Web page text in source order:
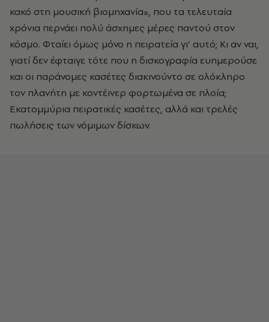
κακό στη μουσική βιομηχανία», που τα τελευταία
χρόνια περνάει πολύ άσχημες μέρες παντού στον
κόσμο. Φταίει όμως μόνο η πειρατεία γι’ αυτό; Kι αν ναι,
γιατί δεν έφταιγε τότε που η δισκογραφία ευημερούσε
και οι παράνομες κασέτες διακινούντο σε ολόκληρο
τον πλανήτη με κοντέινερ φορτωμένα σε πλοία;
Eκατομμύρια πειρατικές κασέτες, αλλά και τρελές
πωλήσεις των νόμιμων δίσκων.